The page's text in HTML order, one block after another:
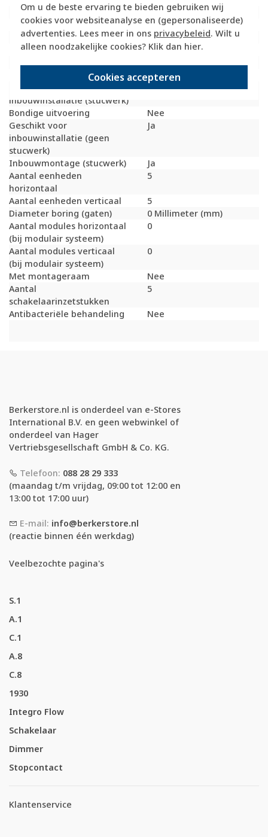
Om u de beste ervaring te bieden gebruiken wij
cookies voor websiteanalyse en (gepersonaliseerde)
advertenties. Lees meer in ons privacybeleid. Wilt u
alleen noodzakelijke cookies? Klik dan hier.
Cookies accepteren
Slagvastheid
IK02
Beschermingsgraad (IP)
IP20
Geschikt voor vloerpot
Nee
Transparant
Nee
Uitvoering oppervlakte
Mat
Geschikt voor wandgoot
Ja
Geschikt voor
inbouwinstallatie (stucwerk)
Ja
Bondige uitvoering
Nee
Geschikt voor
inbouwinstallatie (geen
stucwerk)
Ja
Inbouwmontage (stucwerk)
Ja
Aantal eenheden
horizontaal
5
Aantal eenheden verticaal
5
Diameter boring (gaten)
0 Millimeter (mm)
Aantal modules horizontaal
(bij modulair systeem)
0
Aantal modules verticaal
(bij modulair systeem)
0
Met montageraam
Nee
Aantal
schakelaarinzetstukken
5
Antibacteriële behandeling Nee
Berkerstore.nl is onderdeel van e-Stores
International B.V. en geen webwinkel of
onderdeel van Hager
Vertriebsgesellschaft GmbH & Co. KG.
Telefoon: 088 28 29 333
(maandag t/m vrijdag, 09:00 tot 12:00 en
13:00 tot 17:00 uur)
E-mail: info@berkerstore.nl
(reactie binnen één werkdag)
Veelbezochte pagina's
S.1
A.1
C.1
A.8
C.8
1930
Integro Flow
Schakelaar
Dimmer
Stopcontact
Klantenservice